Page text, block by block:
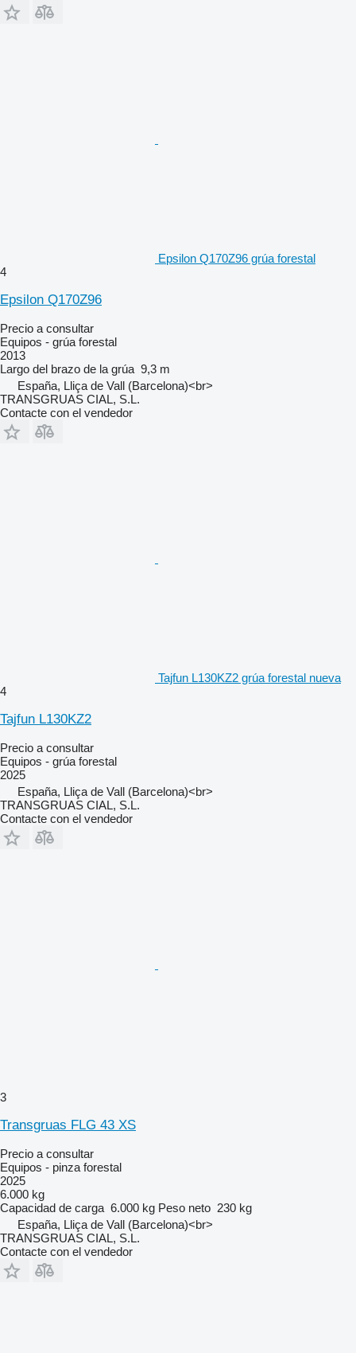
Epsilon Q170Z96 grúa forestal
4
Epsilon Q170Z96
Precio a consultar
Equipos - grúa forestal
2013
Largo del brazo de la grúa 9,3 m
España, Lliça de Vall (Barcelona)<br>
TRANSGRUAS CIAL, S.L.
Contacte con el vendedor
Tajfun L130KZ2 grúa forestal nueva
4
Tajfun L130KZ2
Precio a consultar
Equipos - grúa forestal
2025
España, Lliça de Vall (Barcelona)<br>
TRANSGRUAS CIAL, S.L.
Contacte con el vendedor
3
Transgruas FLG 43 XS
Precio a consultar
Equipos - pinza forestal
2025
6.000 kg
Capacidad de carga 6.000 kg Peso neto 230 kg
España, Lliça de Vall (Barcelona)<br>
TRANSGRUAS CIAL, S.L.
Contacte con el vendedor